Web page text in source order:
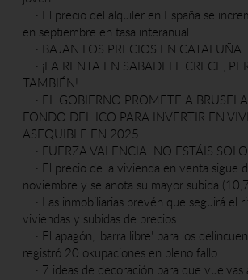
· El precio del alquiler en España se
en septiembre en tasa interanual
· BAJAN LOS PRECIOS EN CATALUÑA
· ¡LA RENTA EN SABADELL CRECE,
TAMBIÉN!
· EL GOBIERNO PROMETE A
FONDO DEL ICO PARA INVERTIR EN
ASEQUIBLE EN 2025
· FUERZA VALENCIA. NO ESTÁIS
· El precio de la vivienda en venta sigue
noviembre y se anota su mayor subida
· Las inmobiliarias prevén que seguirá el
viviendas y subidas de precios
· El apagón, 'barra libre' para los
registró 20 okupaciones en pleno fallo
· 7 ideas de decoración para que